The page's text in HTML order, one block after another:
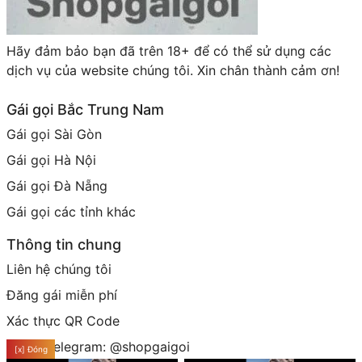
Hãy đảm bảo bạn đã trên 18+ để có thể sử dụng các
dịch vụ của website chúng tôi. Xin chân thành cảm ơn!
Gái gọi Bắc Trung Nam
Gái gọi Sài Gòn
Gái gọi Hà Nội
Gái gọi Đà Nẵng
Gái gọi các tỉnh khác
Thông tin chung
Liên hệ chúng tôi
Đăng gái miễn phí
Xác thực QR Code
Group telegram: @shopgaigoi
[x] Đóng